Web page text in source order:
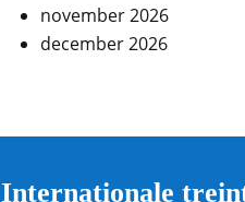
november 2026
december 2026
Internationale